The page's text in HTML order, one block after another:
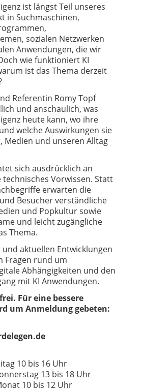
ist längst Teil unseres
in Suchmaschinen,
sozialen Netzwerken
Anwendungen, die wir
wie funktioniert KI
ist das Thema derzeit
Referentin Romy Topf
und anschaulich, was
heute kann, wo ihre
welche Auswirkungen sie
Medien und unseren Alltag
sich ausdrücklich an
technisches Vorwissen. Statt
erwarten die
Besucher verständliche
und Popkultur sowie
und leicht zugängliche
Thema.
und aktuellen Entwicklungen
Fragen rund um
Abhängigkeiten und den
mit KI Anwendungen.
Für eine bessere
um Anmeldung gebeten:
10 bis 16 Uhr
13 bis 18 Uhr
10 bis 12 Uhr